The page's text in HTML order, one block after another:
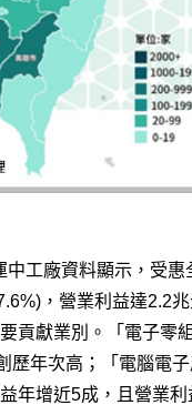
工廠資料顯示，受惠
，營業利益達2.2
貢獻業別。「電子零
歷年次高；「電腦電
年增近5成，且營業利